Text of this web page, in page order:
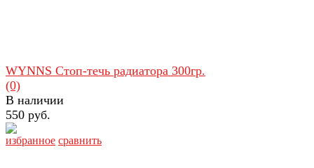
избранное сравнить
WYNNS Стоп-течь радиатора 300гр.
(0)
В наличии
550 руб.